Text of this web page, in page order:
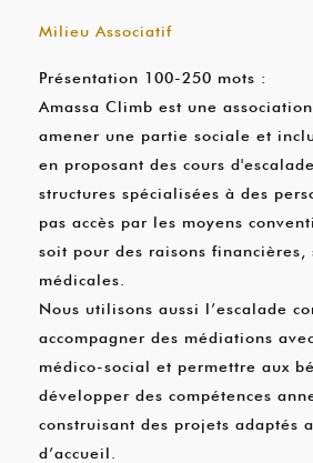
Milieu Associatif
Présentation 100-250 mots :
Amassa Climb est une
amener une partie sociale et
en proposant des cours
structures spécialisées à des
pas accès par les moyens
soit pour des raisons financières,
médicales.
Nous utilisons aussi l’escalade
accompagner des médiations
médico-social et permettre aux
développer des compétences
construisant des projets adaptés
d’accueil.